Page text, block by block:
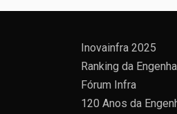
Inovainfra 2025
Ranking da
Fórum Infra
120 Anos da